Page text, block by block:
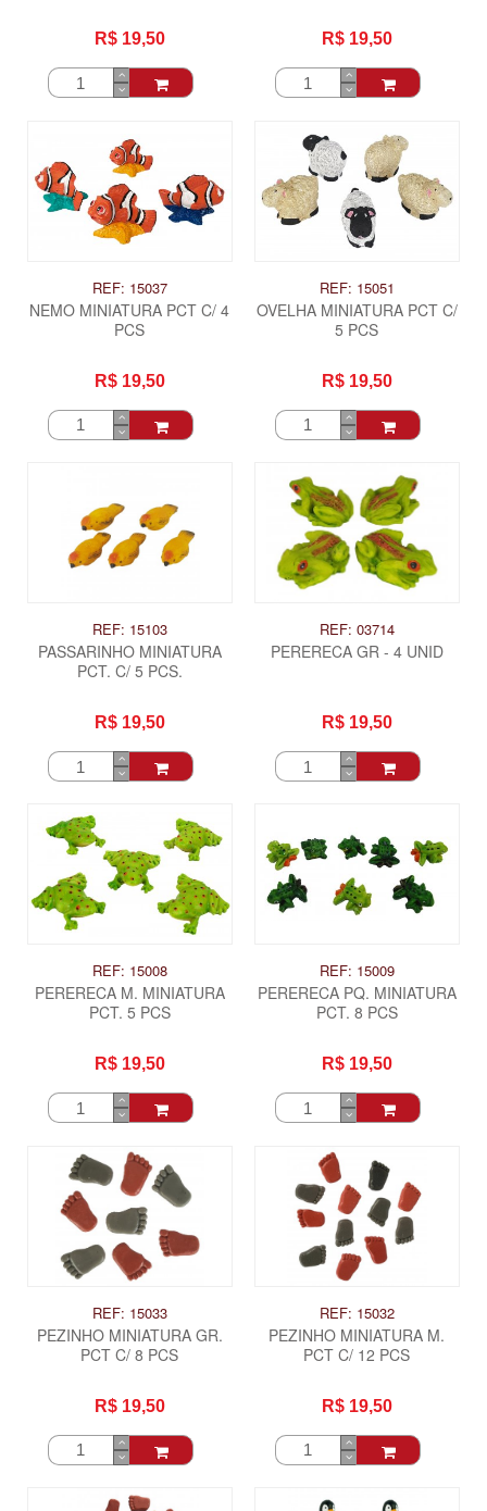
R$ 19,50 R$ 19,50
REF: 15037
NEMO MINIATURA PCT C/ 4
PCS
R$ 19,50
REF: 15051
OVELHA MINIATURA PCT C/
5 PCS
R$ 19,50
REF: 15103
PASSARINHO MINIATURA
PCT. C/ 5 PCS.
R$ 19,50
REF: 03714
PERERECA GR - 4 UNID
R$ 19,50
REF: 15008
PERERECA M. MINIATURA
PCT. 5 PCS
R$ 19,50
REF: 15009
PERERECA PQ. MINIATURA
PCT. 8 PCS
R$ 19,50
REF: 15033
PEZINHO MINIATURA GR.
PCT C/ 8 PCS
R$ 19,50
REF: 15032
PEZINHO MINIATURA M.
PCT C/ 12 PCS
R$ 19,50